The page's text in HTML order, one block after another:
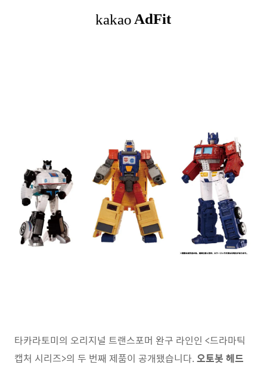
타카라토미의 오리지널 트랜스포머 완구 라인인 <드라마틱
캡처 시리즈>의 두 번째 제품이 공개됐습니다. 오토봇 헤드